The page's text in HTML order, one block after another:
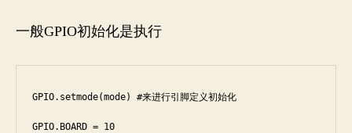
一般GPIO初始化是执行
GPIO.setmode(mode) #来进行引脚定义初始化
GPIO.BOARD = 10